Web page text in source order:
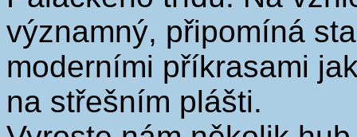
významný, připomíná
moderními příkrasami
na střešním plášti.